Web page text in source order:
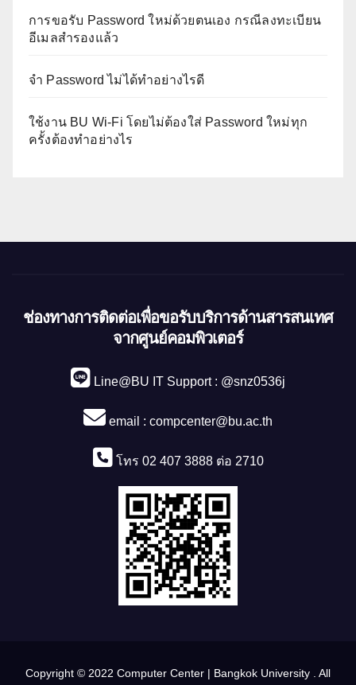
การขอรับ Password ใหม่ด้วยตนเอง กรณีลงทะเบียน
อีเมลสำรองแล้ว
จำ Password ไม่ได้ทำอย่างไรดี
ใช้งาน BU Wi-Fi โดยไม่ต้องใส่ Password ใหม่ทุก
ครั้งต้องทำอย่างไร
ช่องทางการติดต่อเพื่อขอรับบริการด้านสารสนเทศ
จากศูนย์คอมพิวเตอร์
Line@BU IT Support : @snz0536j
email : compcenter@bu.ac.th
โทร 02 407 3888 ต่อ 2710
Copyright © 2022 Computer Center | Bangkok University . All